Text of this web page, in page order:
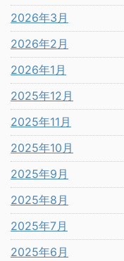
2026年3月
2026年2月
2026年1月
2025年12月
2025年11月
2025年10月
2025年9月
2025年8月
2025年7月
2025年6月